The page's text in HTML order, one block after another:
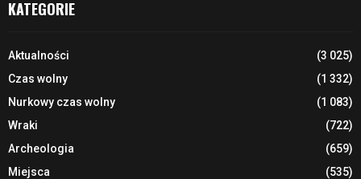
KATEGORIE
Aktualności
(3 025)
Czas wolny
(1 332)
Nurkowy czas wolny
(1 083)
Wraki
(722)
Archeologia
(659)
Miejsca
(535)